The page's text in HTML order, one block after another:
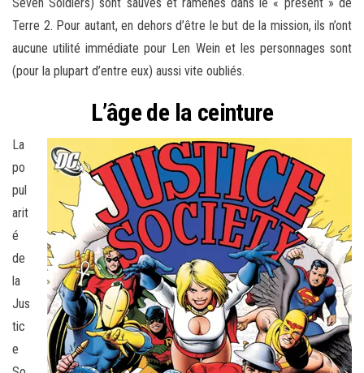
Terre 2. Pour autant, en dehors d’être le but de la mission, ils n’ont
aucune utilité immédiate pour Len Wein et les personnages sont
(pour la plupart d’entre eux) aussi vite oubliés.
L’âge de la ceinture
La
po
pul
arit
é
de
la
Jus
tic
e